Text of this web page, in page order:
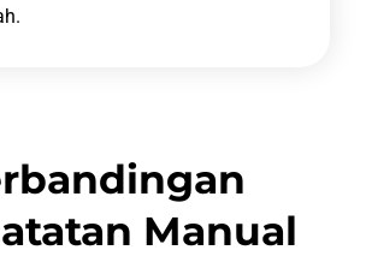
Manual